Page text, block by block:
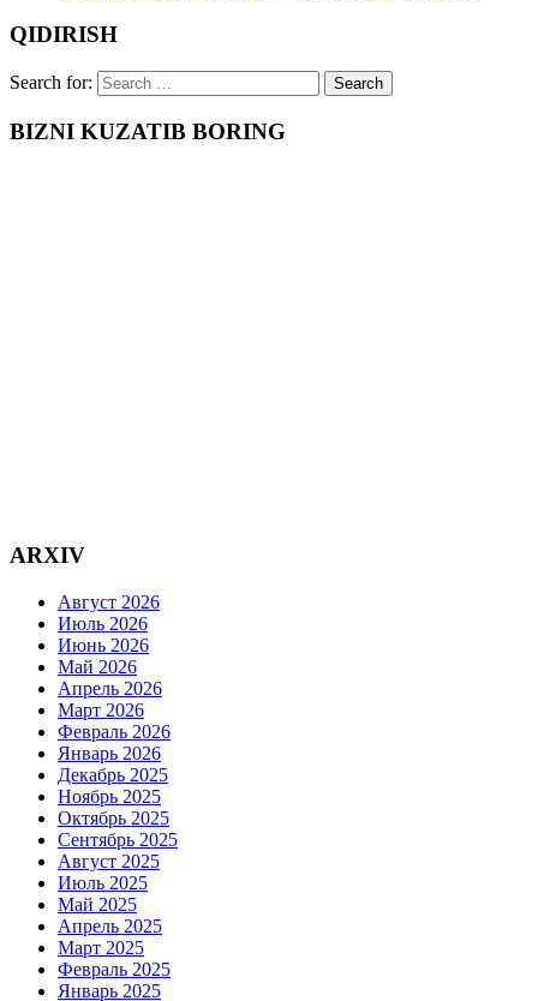
QIDIRISH
Search for:
BIZNI KUZATIB BORING
ARXIV
Август 2026
Июль 2026
Июнь 2026
Май 2026
Апрель 2026
Март 2026
Февраль 2026
Январь 2026
Декабрь 2025
Ноябрь 2025
Октябрь 2025
Сентябрь 2025
Август 2025
Июль 2025
Май 2025
Апрель 2025
Март 2025
Февраль 2025
Январь 2025